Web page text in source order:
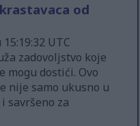
od
UTC
zadovoljstvo koje
mogu dostići. Ovo
nije samo ukusno u
savršeno za